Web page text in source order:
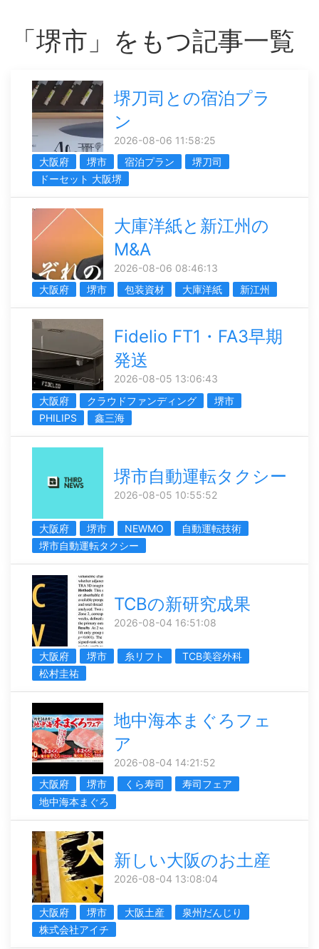
「堺市」をもつ記事一覧
堺刀司との宿泊プラ
ン
2026-08-06 11:58:25
大阪府
堺市 宿泊プラン
堺刀司
ドーセット 大阪堺
大庫洋紙と新江州の
M&A
2026-08-06 08:46:13
大阪府
堺市 包装資材 大庫洋紙 新江州
Fidelio FT1・FA3早期
発送
2026-08-05 13:06:43
大阪府
クラウドファンディング
堺市
PHILIPS
鑫三海
堺市自動運転タクシー
2026-08-05 10:55:52
大阪府 堺市 NEWMO
自動運転技術
堺市自動運転タクシー
TCBの新研究成果
2026-08-04 16:51:08
大阪府 堺市 糸リフト
TCB美容外科
松村圭祐
地中海本まぐろフェ
ア
2026-08-04 14:21:52
大阪府
堺市 くら寿司
寿司フェア
地中海本まぐろ
新しい大阪のお土産
2026-08-04 13:08:04
大阪府 堺市 大阪土産
泉州だんじり
株式会社アイチ